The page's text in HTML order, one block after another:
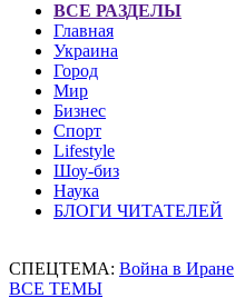
ВСЕ РАЗДЕЛЫ
Главная
Украина
Город
Мир
Бизнес
Спорт
Lifestyle
Шоу-биз
Наука
БЛОГИ ЧИТАТЕЛЕЙ
СПЕЦТЕМА: Война в Иране
ВСЕ ТЕМЫ